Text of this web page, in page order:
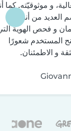
و موثوقيّته. كما
العديد من أنظمة
و فحص الهوية
المستخدم شعورًا
و الاطمئنان.